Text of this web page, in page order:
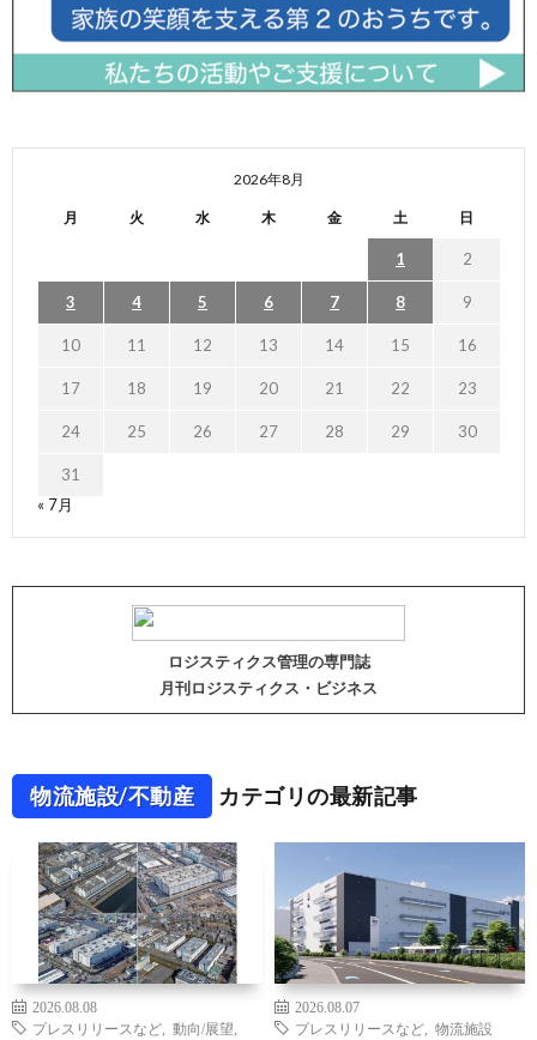
2026年8月
月 火 水 木 金 土 日
1 2
3 4 5 6 7 8 9
10 11 12 13 14 15 16
17 18 19 20 21 22 23
24 25 26 27 28 29 30
31
« 7月
ロジスティクス管理の専門誌
月刊ロジスティクス・ビジネス
物流施設/不動産 カテゴリの最新記事
2026.08.08
プレスリリースなど
動向/展望
2026.08.07
プレスリリースなど
物流施設